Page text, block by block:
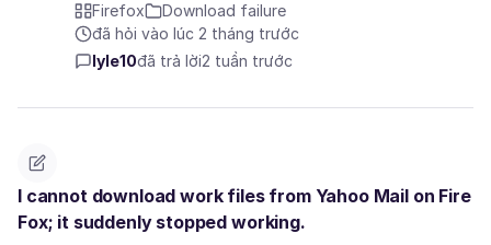
Firefox
Download failure
đã hỏi vào lúc 2 tháng trước
lyle10đã trả lời2 tuần trước
I cannot download work files from Yahoo Mail on Fire
Fox; it suddenly stopped working.